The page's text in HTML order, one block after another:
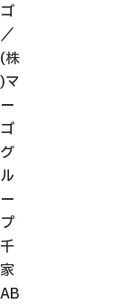
ゴ
／
(株
)マ
ー
ゴ
グ
ル
ー
プ
千
家
AB